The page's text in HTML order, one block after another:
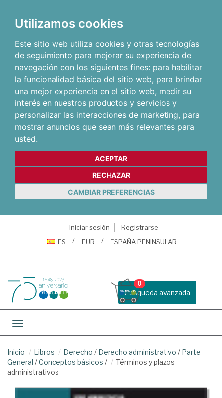
Utilizamos cookies
Este sitio web utiliza cookies y otras tecnologías
de seguimiento para mejorar su experiencia de
navegación con los siguientes fines: para habilitar
la funcionalidad básica del sitio web, para brindar
una mejor experiencia en el sitio web, medir su
interés en nuestros productos y servicios y
personalizar las interacciones de marketing, para
mostrar anuncios que sean más relevantes para
usted.
ACEPTAR
RECHAZAR
CAMBIAR PREFERENCIAS
Iniciar sesión
Registrarse
ES
EUR ESPAÑA PENINSULAR
Busqueda avanzada
0
Toggle navigation
Inicio Libros Derecho / Derecho administrativo / Parte
General /Conceptos básicos /
Términos y plazos
administrativos